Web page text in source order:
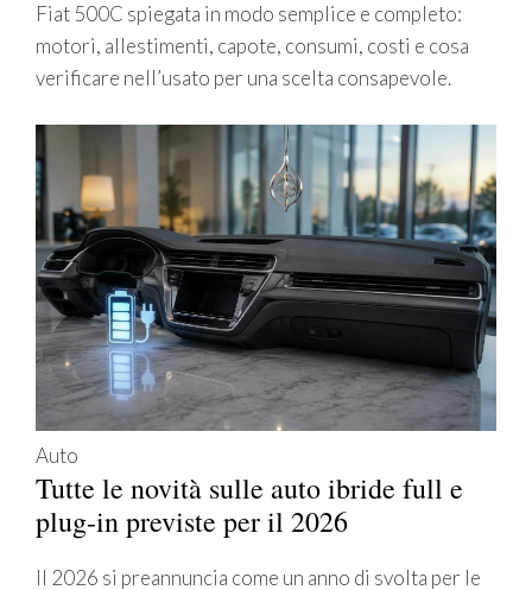
Fiat 500C spiegata in modo semplice e completo:
motori, allestimenti, capote, consumi, costi e cosa
verificare nell’usato per una scelta consapevole.
Auto
Tutte le novità sulle auto ibride full e
plug-in previste per il 2026
Il 2026 si preannuncia come un anno di svolta per le